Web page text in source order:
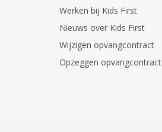
Werken bij Kids First
Nieuws over Kids First
Wijzigen opvangcontract
Opzeggen opvangcontract